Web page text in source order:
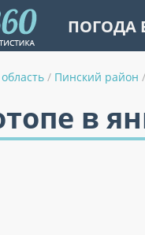
ПОГОДА
/ Пинский район /
в